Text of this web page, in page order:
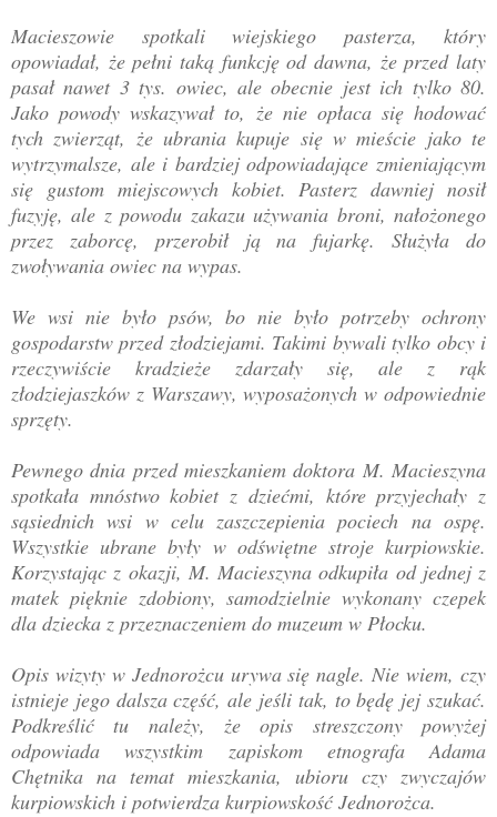
Macieszowie spotkali wiejskiego pasterza, który
opowiadał, że pełni taką funkcję od dawna, że przed laty
pasał nawet 3 tys. owiec, ale obecnie jest ich tylko 80.
Jako powody wskazywał to, że nie opłaca się hodować
tych zwierząt, że ubrania kupuje się w mieście jako te
wytrzymalsze, ale i bardziej odpowiadające zmieniającym
się gustom miejscowych kobiet. Pasterz dawniej nosił
fuzyję, ale z powodu zakazu używania broni, nałożonego
przez zaborcę, przerobił ją na fujarkę. Służyła do
zwoływania owiec na wypas.
We wsi nie było psów, bo nie było potrzeby ochrony
gospodarstw przed złodziejami. Takimi bywali tylko obcy i
rzeczywiście kradzieże zdarzały się, ale z rąk
złodziejaszków z Warszawy, wyposażonych w odpowiednie
sprzęty.
Pewnego dnia przed mieszkaniem doktora M. Macieszyna
spotkała mnóstwo kobiet z dziećmi, które przyjechały z
sąsiednich wsi w celu zaszczepienia pociech na ospę.
Wszystkie ubrane były w odświętne stroje kurpiowskie.
Korzystając z okazji, M. Macieszyna odkupiła od jednej z
matek pięknie zdobiony, samodzielnie wykonany czepek
dla dziecka z przeznaczeniem do muzeum w Płocku.
Opis wizyty w Jednorożcu urywa się nagle. Nie wiem, czy
istnieje jego dalsza część, ale jeśli tak, to będę jej szukać.
Podkreślić tu należy, że opis streszczony powyżej
odpowiada wszystkim zapiskom etnografa Adama
Chętnika na temat mieszkania, ubioru czy zwyczajów
kurpiowskich i potwierdza kurpiowskość Jednorożca.